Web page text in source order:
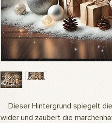
Dieser Hintergrund spiegelt
wider und zaubert die